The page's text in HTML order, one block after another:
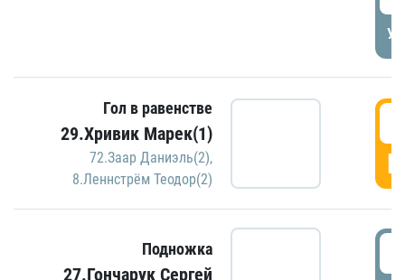
Гол в равенстве
29.Хривик Марек(1)
72.Заар Даниэль(2),
8.Леннстрём Теодор(2)
Подножка
27.Гончарук Сергей